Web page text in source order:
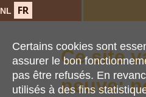
NL FR
Certains cookies sont
assurer le bon
pas être refusés. En
utilisés à des fins
Ce site
neuve: